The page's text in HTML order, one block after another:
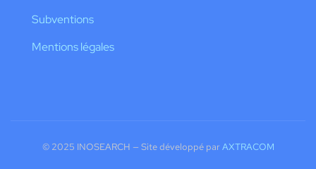
Subventions
Mentions légales
© 2025 INOSEARCH — Site développé par AXTRACOM